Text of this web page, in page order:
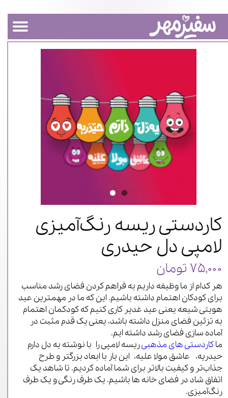
کاردستی ریسه رنگ‌آمیزی
لامپی دل حیدری
۷۵,۰۰۰ تومان
هر کدام از ما وظیفه داریم به فراهم کردن فضای رشد مناسب
برای کودکان اهتمام داشته باشیم. این که ما در مهمترین عید
هویتی شیعه یعنی عید غدیر کاری کنیم که کودکمان اهتمام
به تزئین فضای منزل داشته باشد، یعنی یک قدم مثبت در
آماده سازی فضای رشد داشته ایم.
ماکاردستی های مذهبیریسه لامپی را با نوشته یه دل دارم
حیدریه، عاشق مولا علیه، این بار با ابعاد بزرگتر و طرح
جذاب‌تر و کیفیت بالاتر برای شما آماده کردیم. تا شاهد یک
اتفاق شاد در فضای خانه ها باشیم. یک طرف رنگی و یک طرف
رنگ‌آمیزی.